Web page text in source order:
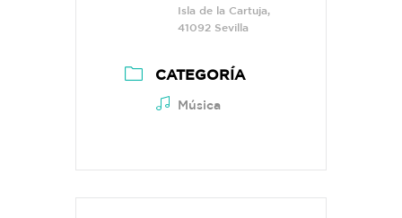
Isla de la Cartuja,
41092 Sevilla
CATEGORÍA
Música